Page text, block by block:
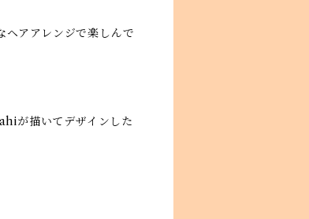
ヘアアレンジで楽しんで
が描いてデザインした